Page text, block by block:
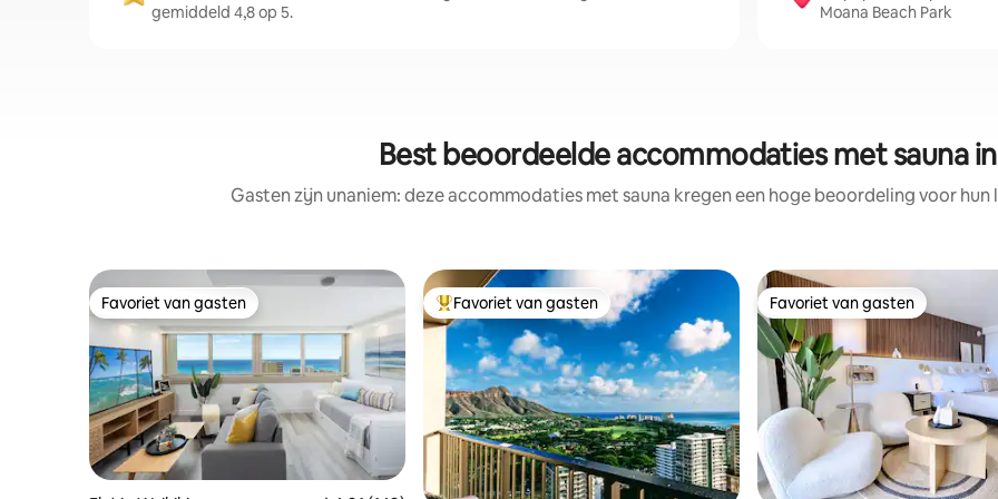
gemiddeld 4,8 op 5.
Moana Beach Park
Best beoordeelde accommodaties met sauna
Gasten zijn unaniem: deze accommodaties met sauna kregen een hoge beoordeling voor
Favoriet van gasten
Favoriet van gasten Topfavoriet van gasten
Favoriet van gasten Favoriet van gasten
Favoriet van gasten